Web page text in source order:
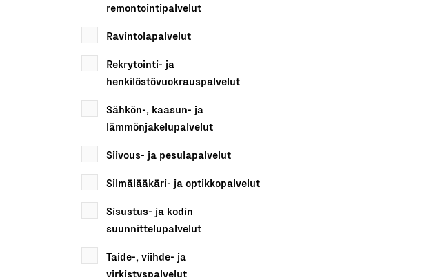
remontointipalvelut
Ravintolapalvelut
Rekrytointi- ja
henkilöstövuokrauspalvelut
Sähkön-, kaasun- ja
lämmönjakelupalvelut
Siivous- ja pesulapalvelut
Silmälääkäri- ja optikkopalvelut
Sisustus- ja kodin
suunnittelupalvelut
Taide-, viihde- ja
virkistyspalvelut